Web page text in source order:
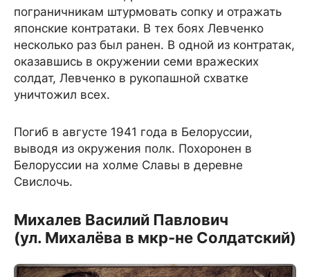
пограничникам штурмовать сопку и отражать
японские контратаки. В тех боях Левченко
несколько раз был ранен. В одной из контратак,
оказавшись в окружении семи вражеских
солдат, Левченко в рукопашной схватке
уничтожил всех.
Погиб в августе 1941 года в Белоруссии,
выводя из окружения полк. Похоронен в
Белоруссии на холме Славы в деревне
Свислочь.
Михалев Василий Павлович
(ул. Михалёва в мкр-не Солдатский)